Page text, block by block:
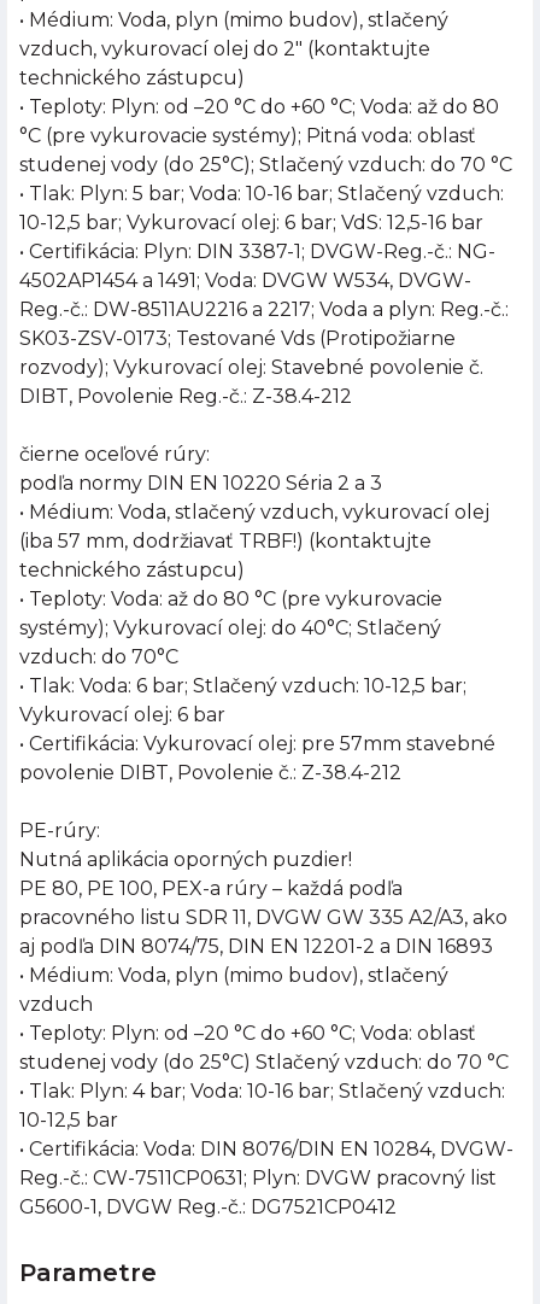
• Médium: Voda, plyn (mimo budov), stlačený
vzduch, vykurovací olej do 2" (kontaktujte
technického zástupcu)
• Teploty: Plyn: od –20 °C do +60 °C; Voda: až do 80
°C (pre vykurovacie systémy); Pitná voda: oblasť
studenej vody (do 25°C); Stlačený vzduch: do 70 °C
• Tlak: Plyn: 5 bar; Voda: 10-16 bar; Stlačený vzduch:
10-12,5 bar; Vykurovací olej: 6 bar; VdS: 12,5-16 bar
• Certifikácia: Plyn: DIN 3387-1; DVGW-Reg.-č.: NG-
4502AP1454 a 1491; Voda: DVGW W534, DVGW-
Reg.-č.: DW-8511AU2216 a 2217; Voda a plyn: Reg.-č.:
SK03-ZSV-0173; Testované Vds (Protipožiarne
rozvody); Vykurovací olej: Stavebné povolenie č.
DIBT, Povolenie Reg.-č.: Z-38.4-212
čierne oceľové rúry:
podľa normy DIN EN 10220 Séria 2 a 3
• Médium: Voda, stlačený vzduch, vykurovací olej
(iba 57 mm, dodržiavať TRBF!) (kontaktujte
technického zástupcu)
• Teploty: Voda: až do 80 °C (pre vykurovacie
systémy); Vykurovací olej: do 40°C; Stlačený
vzduch: do 70°C
• Tlak: Voda: 6 bar; Stlačený vzduch: 10-12,5 bar;
Vykurovací olej: 6 bar
• Certifikácia: Vykurovací olej: pre 57mm stavebné
povolenie DIBT, Povolenie č.: Z-38.4-212
PE-rúry:
Nutná aplikácia oporných puzdier!
PE 80, PE 100, PEX-a rúry – každá podľa
pracovného listu SDR 11, DVGW GW 335 A2/A3, ako
aj podľa DIN 8074/75, DIN EN 12201-2 a DIN 16893
• Médium: Voda, plyn (mimo budov), stlačený
vzduch
• Teploty: Plyn: od –20 °C do +60 °C; Voda: oblasť
studenej vody (do 25°C) Stlačený vzduch: do 70 °C
• Tlak: Plyn: 4 bar; Voda: 10-16 bar; Stlačený vzduch:
10-12,5 bar
• Certifikácia: Voda: DIN 8076/DIN EN 10284, DVGW-
Reg.-č.: CW-7511CP0631; Plyn: DVGW pracovný list
G5600-1, DVGW Reg.-č.: DG7521CP0412
Parametre